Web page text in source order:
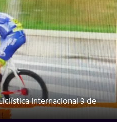
Internacional 9 de